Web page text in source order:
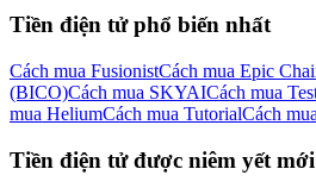
Tiền điện tử phổ biến nhất
Cách mua FusionistCách mua Epic
(BICO)Cách mua SKYAICách mua
mua HeliumCách mua TutorialCách
Tiền điện tử được niêm yết mới